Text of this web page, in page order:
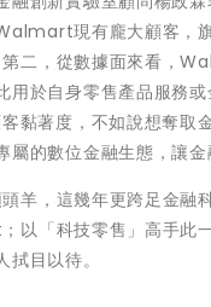
現有龐大顧客，
二，從數據面來看，
用於自身零售產品服務
黏著度，不如說想奪
的數位金融生態，讓
，這幾年更跨足金融
以「科技零售」高手
目以待。